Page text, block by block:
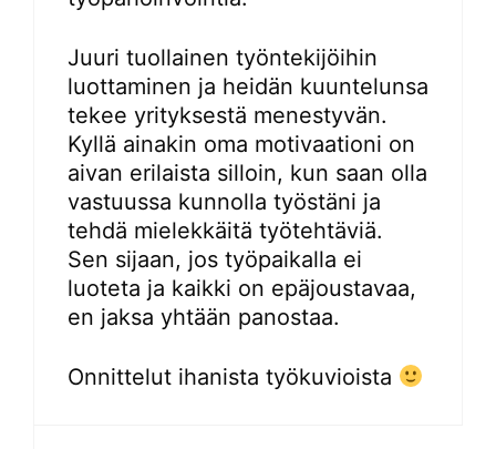
Juuri tuollainen työntekijöihin
luottaminen ja heidän kuuntelunsa
tekee yrityksestä menestyvän.
Kyllä ainakin oma motivaationi on
aivan erilaista silloin, kun saan olla
vastuussa kunnolla työstäni ja
tehdä mielekkäitä työtehtäviä.
Sen sijaan, jos työpaikalla ei
luoteta ja kaikki on epäjoustavaa,
en jaksa yhtään panostaa.
Onnittelut ihanista työkuvioista